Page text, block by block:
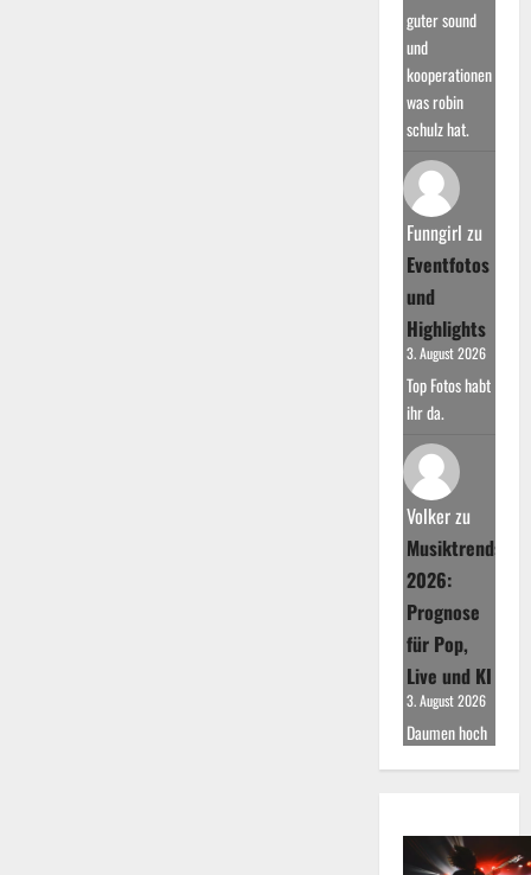
guter sound
und
kooperationen
was robin
schulz hat.
Funngirl zu
Eventfotos
und
Highlights
3. August 2026
Top Fotos habt
ihr da.
Volkerzu
Musiktrends
2026:
Prognose
für Pop,
Live und KI
3. August 2026
Daumen hoch